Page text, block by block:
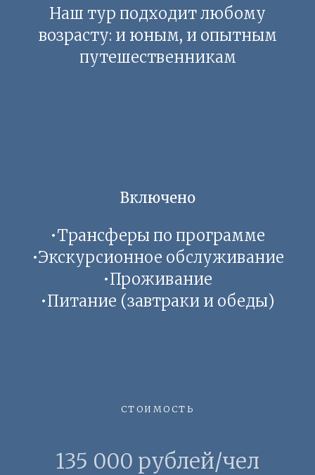
Наш тур подходит любому
возрасту: и юным, и опытным
путешественникам
Включено
•Трансферы по программе
•Экскурсионное обслуживание
•Проживание
•Питание (завтраки и обеды)
СТОИМОСТЬ
135 000 рублей/чел
ООО "КУРИЛТУР", ИНН 6500013908
РТО В031-00161-77/01942497
Согласие на обработку персональных данных
* Meta, которой принадлежат Instagram и Facebook, признана экстремистской в России